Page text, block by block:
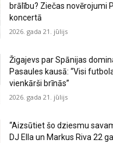
brālību? Ziečas novērojumi
koncertā
2026. gada 21. jūlijs
Žigajevs par Spānijas
Pasaules kausā: “Visi
vienkārši brīnās”
2026. gada 21. jūlijs
“Aizsūtiet šo dziesmu
DJ Ella un Markus Riva 22